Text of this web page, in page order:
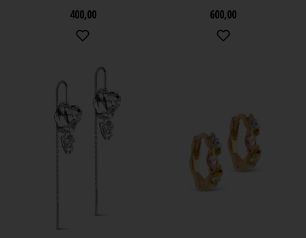
400,00
600,00